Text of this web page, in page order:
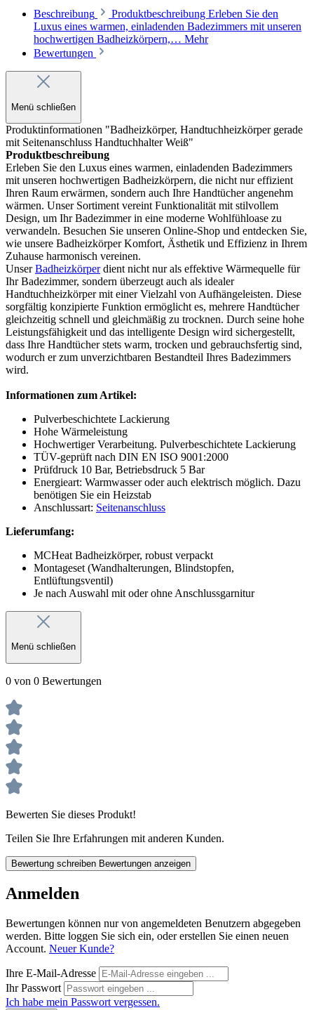
Beschreibung
Produktbeschreibung Erleben Sie den
Luxus eines warmen, einladenden Badezimmers mit unseren
hochwertigen Badheizkörpern,… Mehr
Bewertungen
Menü schließen
Produktinformationen "Badheizkörper, Handtuchheizkörper gerade
mit Seitenanschluss Handtuchhalter Weiß"
Produktbeschreibung
Erleben Sie den Luxus eines warmen, einladenden Badezimmers
mit unseren hochwertigen Badheizkörpern, die nicht nur effizient
Ihren Raum erwärmen, sondern auch Ihre Handtücher angenehm
wärmen. Unser Sortiment vereint Funktionalität mit stilvollem
Design, um Ihr Badezimmer in eine moderne Wohlfühloase zu
verwandeln. Besuchen Sie unseren Online-Shop und entdecken Sie,
wie unsere Badheizkörper Komfort, Ästhetik und Effizienz in Ihrem
Zuhause harmonisch vereinen.
UnserBadheizkörperdient nicht nur als effektive Wärmequelle für
Ihr Badezimmer, sondern überzeugt auch als idealer
Handtuchheizkörper mit einer Vielzahl von Aufhängeleisten. Diese
sorgfältig konzipierte Funktion ermöglicht es, mehrere Handtücher
gleichzeitig schnell und gleichmäßig zu trocknen. Durch seine hohe
Leistungsfähigkeit und das intelligente Design wird sichergestellt,
dass Ihre Handtücher stets warm, trocken und gebrauchsfertig sind,
wodurch er zum unverzichtbaren Bestandteil Ihres Badezimmers
wird.
Informationen zum Artikel:
Pulverbeschichtete Lackierung
Hohe Wärmeleistung
Hochwertiger Verarbeitung. Pulverbeschichtete Lackierung
TÜV-geprüft nach DIN EN ISO 9001:2000
Prüfdruck 10 Bar, Betriebsdruck 5 Bar
Energieart: Warmwasser oder auch elektrisch möglich. Dazu
benötigen Sie ein Heizstab
Anschlussart: Seitenanschluss
Lieferumfang:
MCHeat Badheizkörper, robust verpackt
Montageset (Wandhalterungen, Blindstopfen,
Entlüftungsventil)
Je nach Auswahl mit oder ohne Anschlussgarnitur
Menü schließen
0 von 0 Bewertungen
Bewerten Sie dieses Produkt!
Teilen Sie Ihre Erfahrungen mit anderen Kunden.
Bewertung schreiben Bewertungen anzeigen
Anmelden
Bewertungen können nur von angemeldeten Benutzern abgegeben
werden. Bitte loggen Sie sich ein, oder erstellen Sie einen neuen
Account. Neuer Kunde?
Ihre E-Mail-Adresse
Ihr Passwort
Ich habe mein Passwort vergessen.